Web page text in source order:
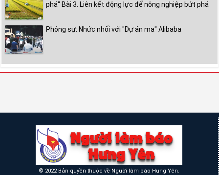
phá" Bài 3. Liên kết động lực để nông nghiệp bứt phá
Phóng sự: Nhức nhối với "Dự án ma" Alibaba
© 2022 Bản quyền thuộc về Người làm báo Hưng Yên.